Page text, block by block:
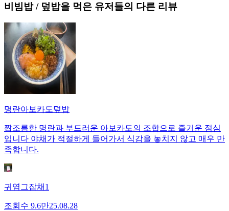
비빔밥 / 덮밥을 먹은 유저들의 다른 리뷰
명란아보카도덮밥
짭조름한 명란과 부드러운 아보카도의 조합으로 즐거운 점심
입니다 야채가 적절하게 들어가서 식감을 놓치지 않고 매우 만
족합니다.
귀염그잡채1
조회수 9.6만25.08.28